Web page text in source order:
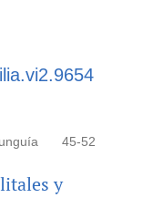
45-52
y